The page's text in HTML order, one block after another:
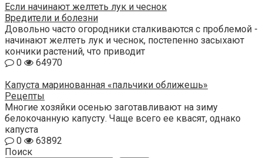
Если начинают желтеть лук и чеснок
Вредители и болезни
Довольно часто огородники сталкиваются с проблемой -
начинают желтеть лук и чеснок, постепенно засыхают
кончики растений, что приводит
0
64970
Капуста маринованная «пальчики оближешь»
Рецепты
Многие хозяйки осенью заготавливают на зиму
белокочанную капусту. Чаще всего ее квасят, однако
капуста
0
63892
Поиск